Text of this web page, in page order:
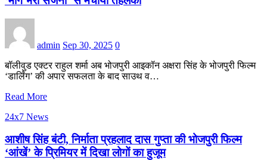
admin Sep 30, 2025 0
बॉलीवुड एक्टर राहुल शर्मा अब भोजपुरी आइकॉन अक्षरा सिंह के भोजपुरी फिल्म
‘डार्लिंग’ की अपार सफलता के बाद साउथ व…
Read More
24x7 News
आशीष सिंह बंटी, निर्माता प्रहलाद दास गुप्ता की भोजपुरी फिल्म
‘आंखें’ के प्रिमियर में दिखा लोगों का हुजूम